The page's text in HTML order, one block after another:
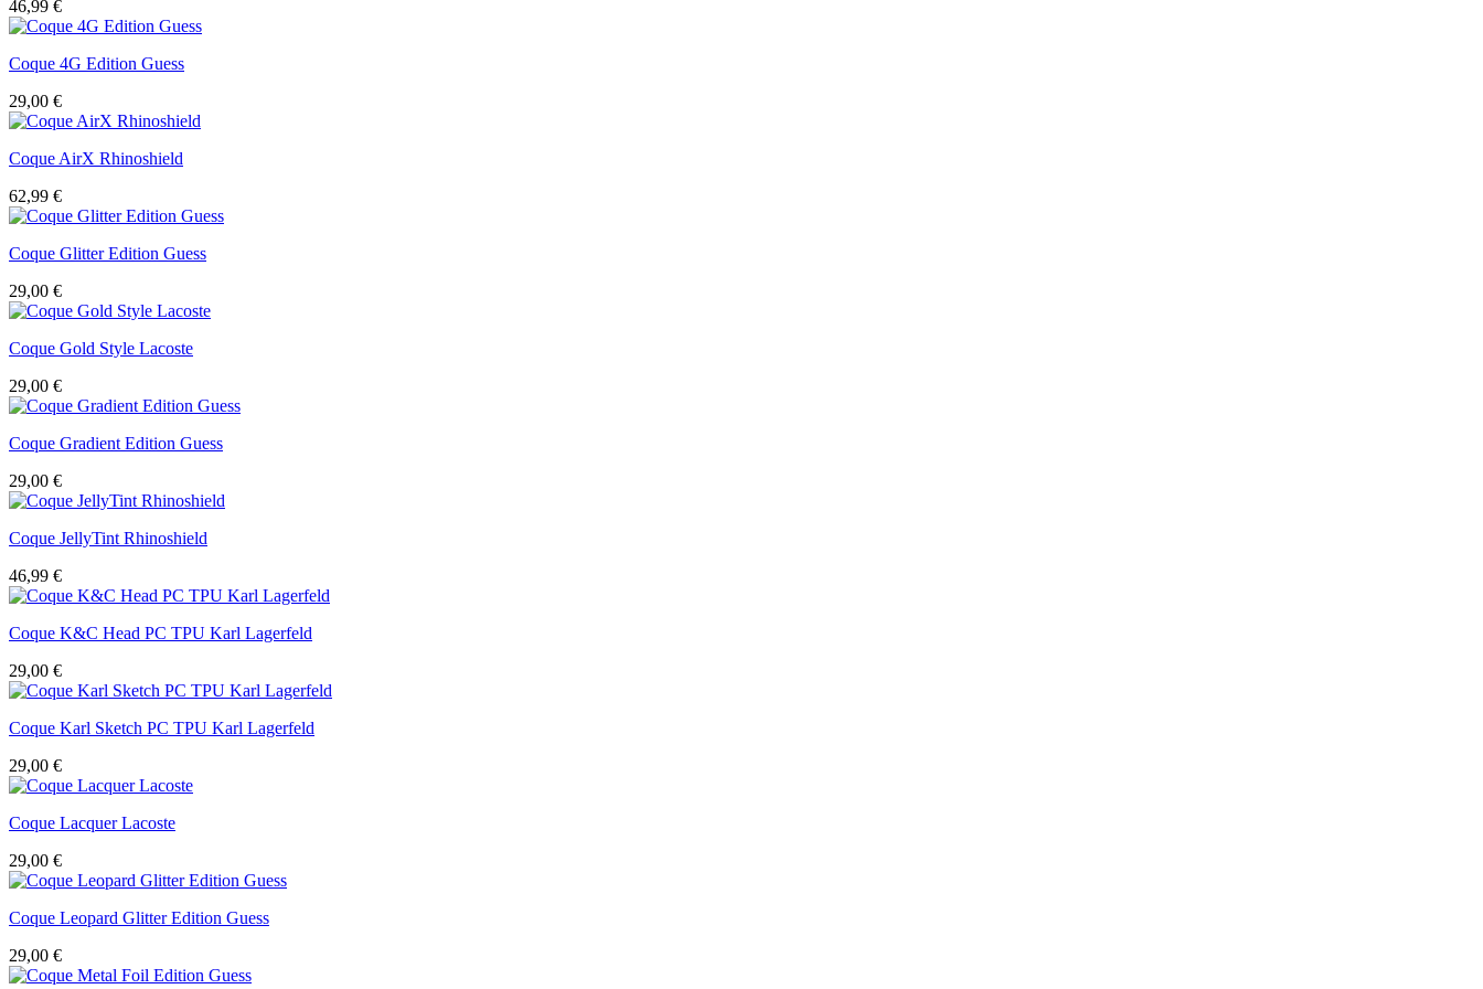
46,99 €
Coque 4G Edition Guess
29,00 €
Coque AirX Rhinoshield
62,99 €
Coque Glitter Edition Guess
29,00 €
Coque Gold Style Lacoste
29,00 €
Coque Gradient Edition Guess
29,00 €
Coque JellyTint Rhinoshield
46,99 €
Coque K&C Head PC TPU Karl Lagerfeld
29,00 €
Coque Karl Sketch PC TPU Karl Lagerfeld
29,00 €
Coque Lacquer Lacoste
29,00 €
Coque Leopard Glitter Edition Guess
29,00 €